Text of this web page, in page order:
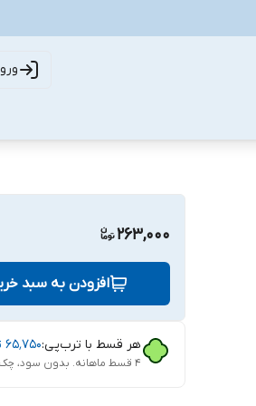
263,000
افزودن به سبد
هر قسط با ترب‌پی:۶۵٬۷۵۰
۴ قسط ماهانه. بدون سود، چک و ضامن.